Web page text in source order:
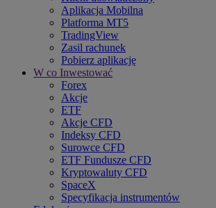
Aplikacja Mobilna
Platforma MT5
TradingView
Zasil rachunek
Pobierz aplikację
W co Inwestować
Forex
Akcje
ETF
Akcje CFD
Indeksy CFD
Surowce CFD
ETF Fundusze CFD
Kryptowaluty CFD
SpaceX
Specyfikacja instrumentów